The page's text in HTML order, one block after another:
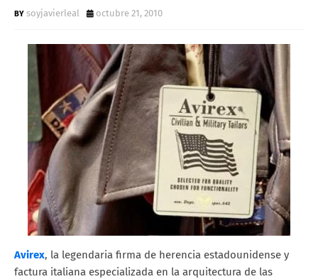
soyjavierleal octubre 21, 2010
Avirex, la legendaria firma de herencia estadounidense y
factura italiana especializada en la arquitectura de las